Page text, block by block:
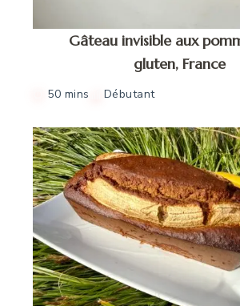
Gâteau invisible aux
gluten, France
50 mins Débutant